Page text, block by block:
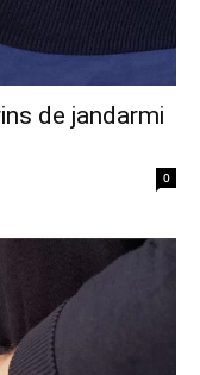
de jandarmi
0